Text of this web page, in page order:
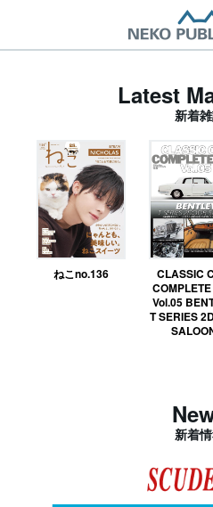
Latest
新着
ねこno.136
CLASSIC
Vol.05
T SERIES
新着